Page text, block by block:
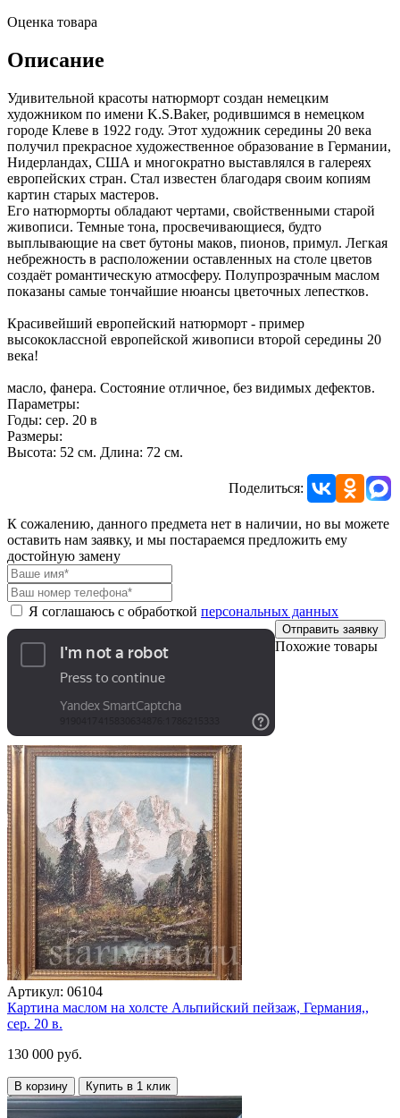
Оценка товара
Описание
Удивительной красоты натюрморт создан немецким
художником по имени K.S.Baker, родившимся в немецком
городе Клеве в 1922 году. Этот художник середины 20 века
получил прекрасное художественное образование в Германии,
Нидерландах, США и многократно выставлялся в галереях
европейских стран. Стал известен благодаря своим копиям
картин старых мастеров.
Его натюрморты обладают чертами, свойственными старой
живописи. Темные тона, просвечивающиеся, будто
выплывающие на свет бутоны маков, пионов, примул. Легкая
небрежность в расположении оставленных на столе цветов
создаёт романтическую атмосферу. Полупрозрачным маслом
показаны самые тончайшие нюансы цветочных лепестков.
Красивейший европейский натюрморт - пример
высококлассной европейской живописи второй середины 20
века!
масло, фанера. Состояние отличное, без видимых дефектов.
Параметры:
Годы: сер. 20 в
Размеры:
Высота: 52 см. Длина: 72 см.
Поделиться:
К сожалению, данного предмета нет в наличии, но вы можете
оставить нам заявку, и мы постараемся предложить ему
достойную замену
Я соглашаюсь с обработкой персональных данных
Отправить заявку
Похожие товары
Артикул: 06104
Картина маслом на холсте Альпийский пейзаж, Германия,,
сер. 20 в.
130 000 руб.
В корзину Купить в 1 клик